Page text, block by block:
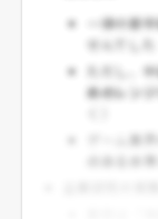
一律の新
せんでした
ただし、
めのレンジ
ゲーム業
のある水準